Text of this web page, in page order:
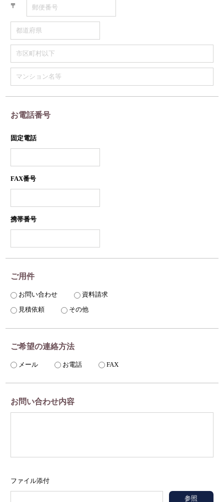
〒
お電話番号
固定電話
FAX番号
携帯番号
ご用件
お問い合わせ
資料請求
見積依頼
その他
ご希望の連絡方法
メール お電話 FAX
お問い合わせ内容
ファイル添付
参照